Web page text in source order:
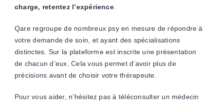
charge, retentez l’expérience.
Qare regroupe de nombreux psy en mesure de répondre à
votre demande de soin, et ayant des spécialisations
distinctes. Sur la plateforme est inscrite une présentation
de chacun d’eux. Cela vous permet d’avoir plus de
précisions avant de choisir votre thérapeute.
Pour vous aider, n’hésitez pas à téléconsulter un médecin